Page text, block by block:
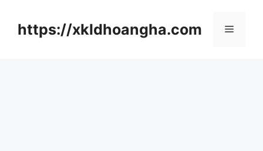
https://xkldhoangha.com 메